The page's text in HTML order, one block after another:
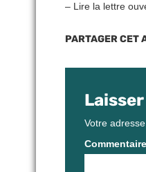
– Lire la lettre
PARTAGER CET
Votre
Commentaire